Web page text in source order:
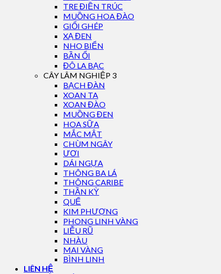
TRE ĐIỀN TRÚC
MUỒNG HOA ĐÀO
GIỔI GHÉP
XẠ ĐEN
NHO BIỂN
BẦN ỔI
ĐÔ LA BẠC
CÂY LÂM NGHIỆP 3
BẠCH ĐÀN
XOAN TA
XOAN ĐÀO
MUỒNG ĐEN
HOA SỮA
MẮC MẬT
CHÙM NGÂY
ƯƠI
DÁI NGỰA
THÔNG BA LÁ
THÔNG CARIBE
THẦN KỲ
QUẾ
KIM PHƯỢNG
PHONG LINH VÀNG
LIỄU RŨ
NHÀU
MAI VÀNG
BÌNH LINH
LIÊN HỆ